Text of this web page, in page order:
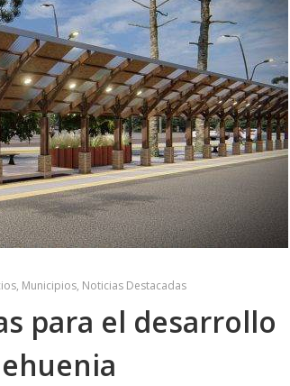
, Municipios, Noticias Destacadas
para el desarrollo